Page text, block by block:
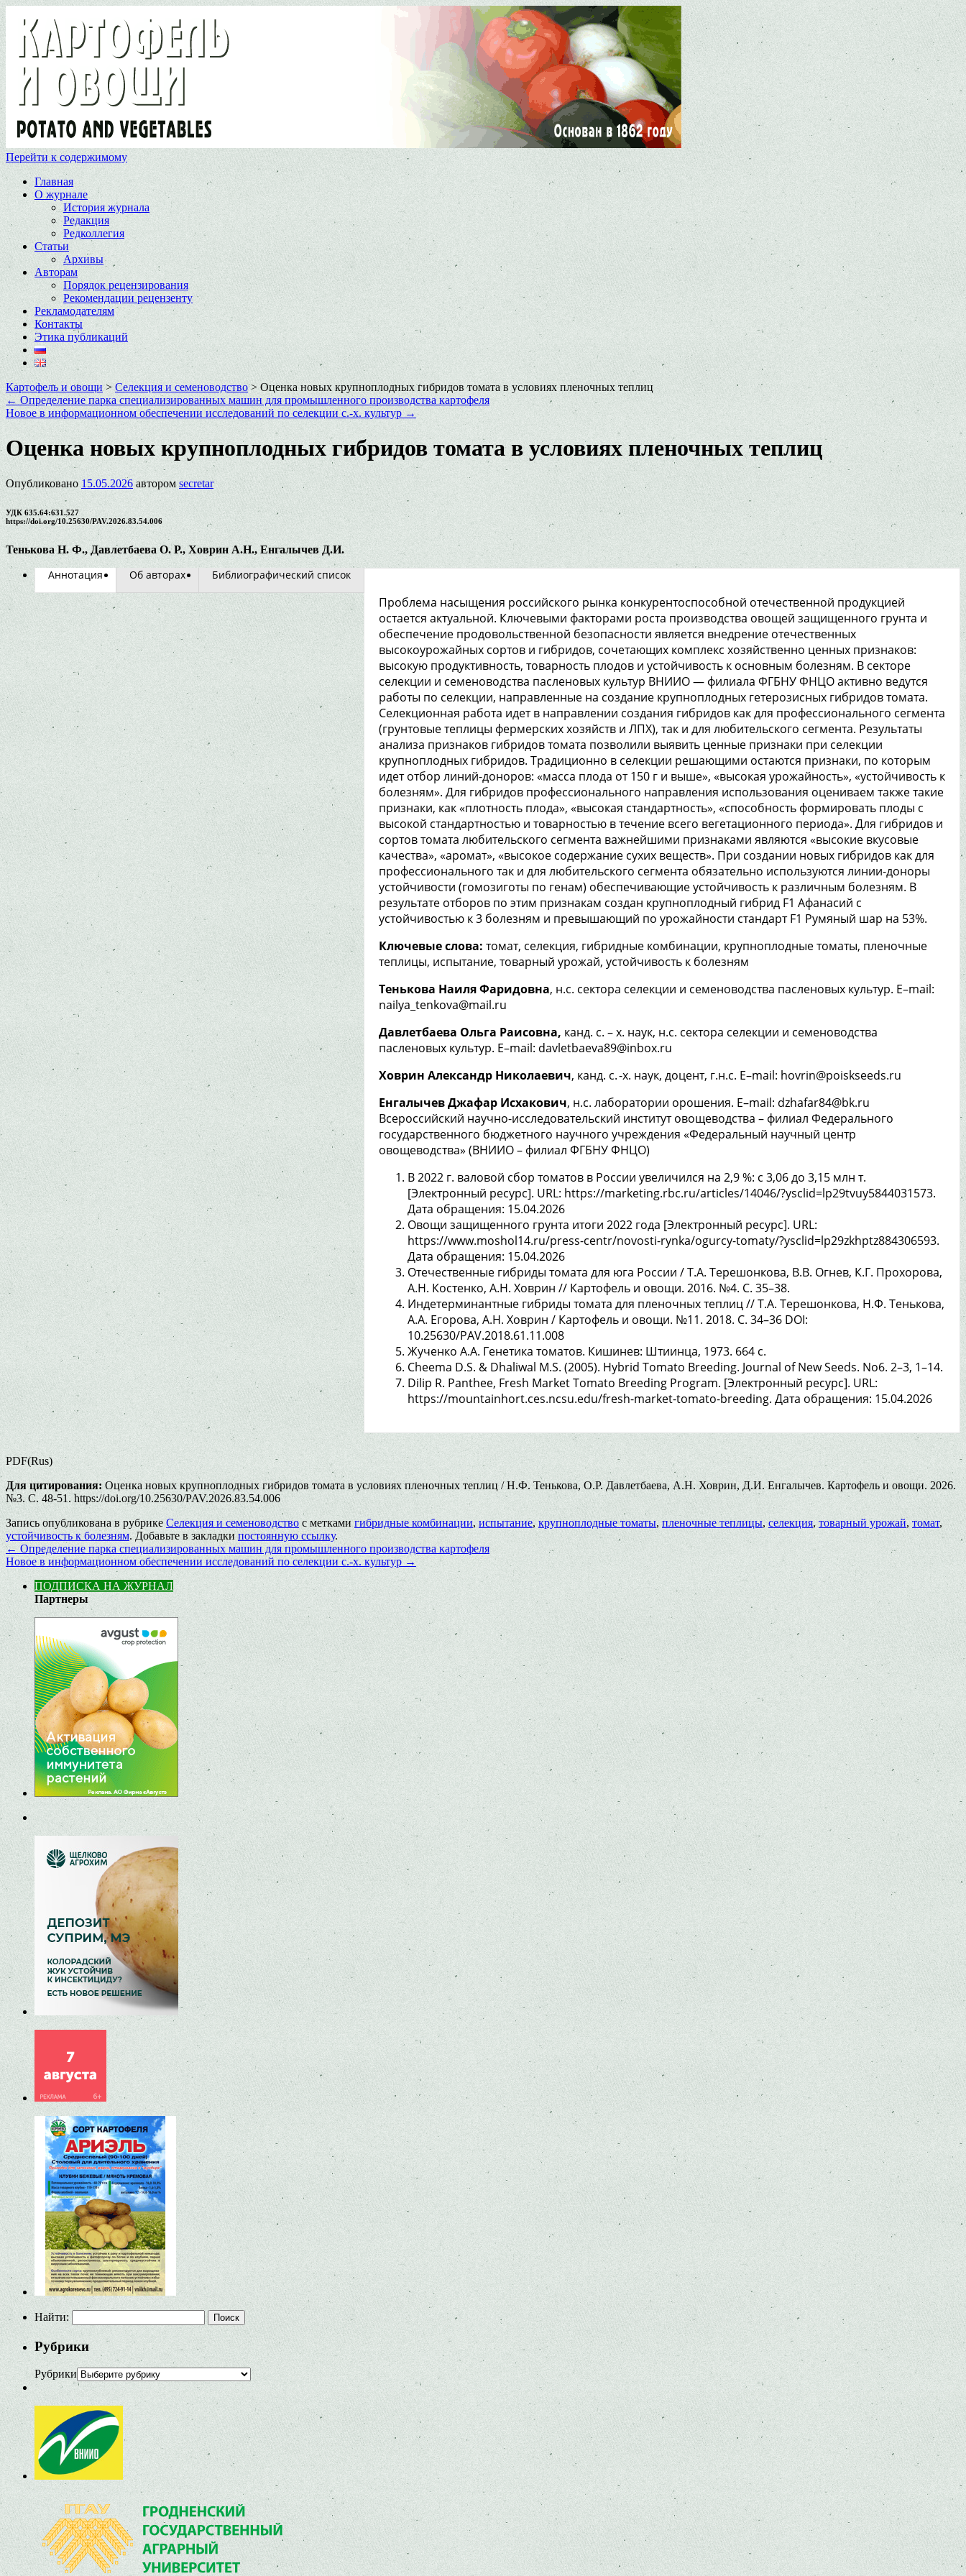
Перейти к содержимому
Главная
О журнале
История журнала
Редакция
Редколлегия
Статьи
Архивы
Авторам
Порядок рецензирования
Рекомендации рецензенту
Рекламодателям
Контакты
Этика публикаций
Картофель и овощи > Селекция и семеноводство> Оценка новых крупноплодных гибридов томата в условиях пленочных теплиц
← Определение парка специализированных машин для промышленного производства картофеля
Новое в информационном обеспечении исследований по селекции с.-х. культур →
Оценка новых крупноплодных гибридов томата в условиях пленочных теплиц
Опубликовано 15.05.2026 автором secretar
УДК 635.64:631.527
https://doi.org/10.25630/PAV.2026.83.54.006
Тенькова Н. Ф., Давлетбаева О. Р., Ховрин А.Н., Енгалычев Д.И.
Аннотация Об авторах Библиографический список
Проблема насыщения российского рынка конкурентоспособной отечественной продукцией
остается актуальной. Ключевыми факторами роста производства овощей защищенного грунта и
обеспечение продовольственной безопасности является внедрение отечественных
высокоурожайных сортов и гибридов, сочетающих комплекс хозяйственно ценных признаков:
высокую продуктивность, товарность плодов и устойчивость к основным болезням. В секторе
селекции и семеноводства пасленовых культур ВНИИО — филиала ФГБНУ ФНЦО активно ведутся
работы по селекции, направленные на создание крупноплодных гетерозисных гибридов томата.
Селекционная работа идет в направлении создания гибридов как для профессионального сегмента
(грунтовые теплицы фермерских хозяйств и ЛПХ), так и для любительского сегмента. Результаты
анализа признаков гибридов томата позволили выявить ценные признаки при селекции
крупноплодных гибридов. Традиционно в селекции решающими остаются признаки, по которым
идет отбор линий-доноров: «масса плода от 150 г и выше», «высокая урожайность», «устойчивость к
болезням». Для гибридов профессионального направления использования оцениваем также такие
признаки, как «плотность плода», «высокая стандартность», «способность формировать плоды с
высокой стандартностью и товарностью в течение всего вегетационного периода». Для гибридов и
сортов томата любительского сегмента важнейшими признаками являются «высокие вкусовые
качества», «аромат», «высокое содержание сухих веществ». При создании новых гибридов как для
профессионального так и для любительского сегмента обязательно используются линии-доноры
устойчивости (гомозиготы по генам) обеспечивающие устойчивость к различным болезням. В
результате отборов по этим признакам создан крупноплодный гибрид F1 Афанасий с
устойчивостью к 3 болезням и превышающий по урожайности стандарт F1 Румяный шар на 53%.
Ключевые слова: томат, селекция, гибридные комбинации, крупноплодные томаты, пленочные
теплицы, испытание, товарный урожай, устойчивость к болезням
Тенькова Наиля Фаридовна, н.с. сектора селекции и семеноводства пасленовых культур. E–mail:
nailya_tenkova@mail.ru
Давлетбаева Ольга Раисовна, канд. с. – х. наук, н.с. сектора селекции и семеноводства
пасленовых культур. E–mail: davletbaeva89@inbox.ru
Ховрин Александр Николаевич, канд. с. -х. наук, доцент, г.н.с. E–mail: hovrin@poiskseeds.ru
Енгалычев Джафар Исхакович, н.с. лаборатории орошения. E–mail: dzhafar84@bk.ru
Всероссийский научно-исследовательский институт овощеводства – филиал Федерального
государственного бюджетного научного учреждения «Федеральный научный центр
овощеводства» (ВНИИО – филиал ФГБНУ ФНЦО)
В 2022 г. валовой сбор томатов в России увеличился на 2,9 %: с 3,06 до 3,15 млн т.
[Электронный ресурс]. URL: https://marketing.rbc.ru/articles/14046/?ysclid=lp29tvuy5844031573.
Дата обращения: 15.04.2026
Овощи защищенного грунта итоги 2022 года [Электронный ресурс]. URL:
https://www.moshol14.ru/press-centr/novosti-rynka/ogurcy-tomaty/?ysclid=lp29zkhptz884306593.
Дата обращения: 15.04.2026
Отечественные гибриды томата для юга России / Т.А. Терешонкова, В.В. Огнев, К.Г. Прохорова,
А.Н. Костенко, А.Н. Ховрин // Картофель и овощи. 2016. №4. C. 35–38.
Индетерминантные гибриды томата для пленочных теплиц // Т.А. Терешонкова, Н.Ф. Тенькова,
А.А. Егорова, А.Н. Ховрин / Картофель и овощи. №11. 2018. C. 34–36 DOI:
10.25630/PAV.2018.61.11.008
Жученко А.А. Генетика томатов. Кишинев: Штиинца, 1973. 664 с.
Cheema D.S. & Dhaliwal M.S. (2005). Hybrid Tomato Breeding. Journal of New Seeds. No6. 2–3, 1–14.
Dilip R. Panthee, Fresh Market Tomato Breeding Program. [Электронный ресурс]. URL:
https://mountainhort.ces.ncsu.edu/fresh-market-tomato-breeding. Дата обращения: 15.04.2026
PDF(Rus)
Для цитирования: Оценка новых крупноплодных гибридов томата в условиях пленочных теплиц / Н.Ф. Тенькова, О.Р. Давлетбаева, А.Н. Ховрин, Д.И. Енгалычев. Картофель и овощи. 2026.
№3. С. 48-51. https://doi.org/10.25630/PAV.2026.83.54.006
Запись опубликована в рубрикеСелекция и семеноводствос метками гибридные комбинации, испытание,крупноплодные томаты, пленочные теплицы,селекция,товарный урожай,томат,
устойчивость к болезням. Добавьте в закладкипостоянную ссылку.
← Определение парка специализированных машин для промышленного производства картофеля
Новое в информационном обеспечении исследований по селекции с.-х. культур →
ПОДПИСКА НА ЖУРНАЛ
Партнеры
Найти:
Рубрики
Рубрики